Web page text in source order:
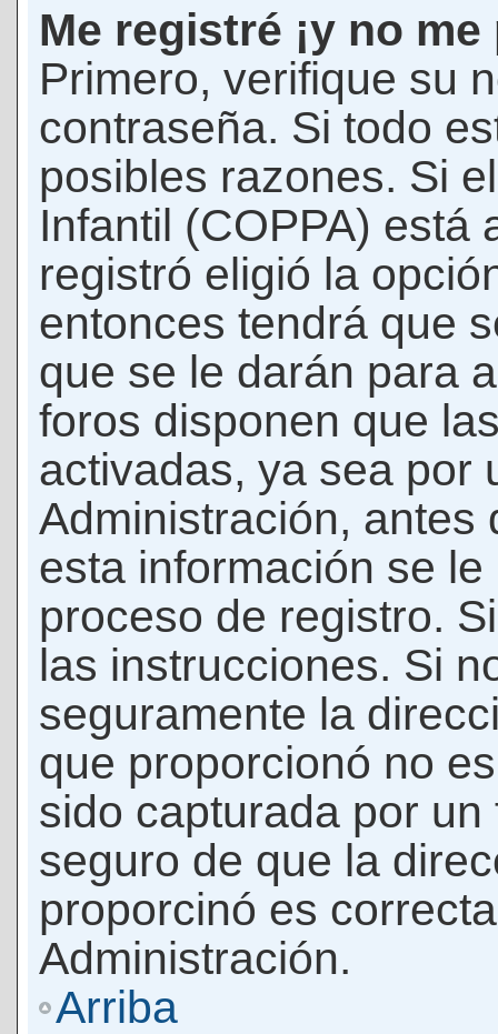
Me registré ¡y no
Primero, verifique su
contraseña. Si todo
posibles razones. Si
Infantil (COPPA) está
registró eligió la
entonces tendrá que
que se le darán para
foros disponen que
activadas, ya sea por
Administración, antes
esta información se
proceso de registro.
las instrucciones. Si
seguramente la
que proporcionó no
sido capturada por
seguro de que la
proporcinó es
Administración.
Arriba